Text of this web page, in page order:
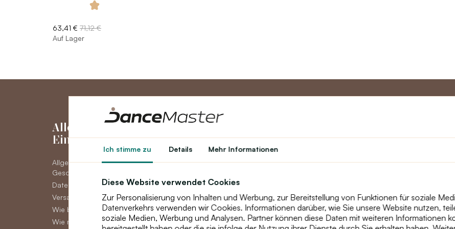
Ich stimme zu Details Mehr Informationen
Diese Website verwendet Cookies
Zur Personalisierung von Inhalten und Werbung, zur Bereitstellung von Funktionen für soziale
Datenverkehrs verwenden wir Cookies. Informationen darüber, wie Sie unsere Website nutzen,
soziale Medien, Werbung und Analysen. Partner können diese Daten mit weiteren Informationen
63,41 € 71,12 €
Auf Lager
Alles über den
Einkauf
Allgemeine
Geschäftsbedingungen
Datenschutz DSGVO
Versand
Wie bezahlen
Wie man Ware reklamiert,
Mein Konto
Bestellhistorie
Theater
Kontakt
Widerruf
Sitemap